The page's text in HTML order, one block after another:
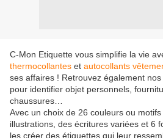
C-Mon Etiquette vous simplifie la vie
thermocollantes et autocollants
ses affaires ! Retrouvez également nos
pour identifier objet personnels,
chaussures…
Avec un choix de 26 couleurs ou
illustrations, des écritures variées et 6
les créer des étiquettes qui leur